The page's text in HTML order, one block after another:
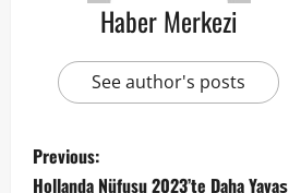
Haber Merkezi
See author's posts
Previous:
Hollanda Nüfusu 2023’te Daha Yavaş